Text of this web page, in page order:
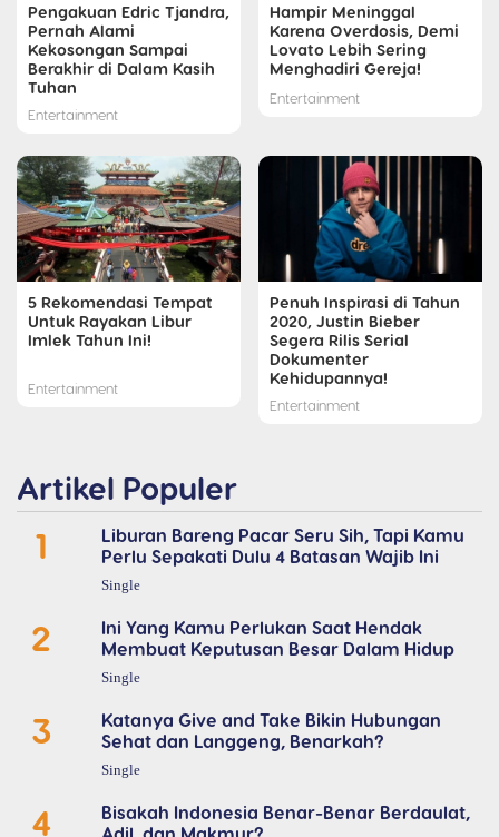
Pengakuan Edric Tjandra,
Pernah Alami
Kekosongan Sampai
Berakhir di Dalam Kasih
Tuhan
Entertainment
Hampir Meninggal
Karena Overdosis, Demi
Lovato Lebih Sering
Menghadiri Gereja!
Entertainment
5 Rekomendasi Tempat
Untuk Rayakan Libur
Imlek Tahun Ini!
Entertainment
Penuh Inspirasi di Tahun
2020, Justin Bieber
Segera Rilis Serial
Dokumenter
Kehidupannya!
Entertainment
Artikel Populer
1
Liburan Bareng Pacar Seru Sih, Tapi Kamu
Perlu Sepakati Dulu 4 Batasan Wajib Ini
Single
2
Ini Yang Kamu Perlukan Saat Hendak
Membuat Keputusan Besar Dalam Hidup
Single
3
Katanya Give and Take Bikin Hubungan
Sehat dan Langgeng, Benarkah?
Single
4
Bisakah Indonesia Benar-Benar Berdaulat,